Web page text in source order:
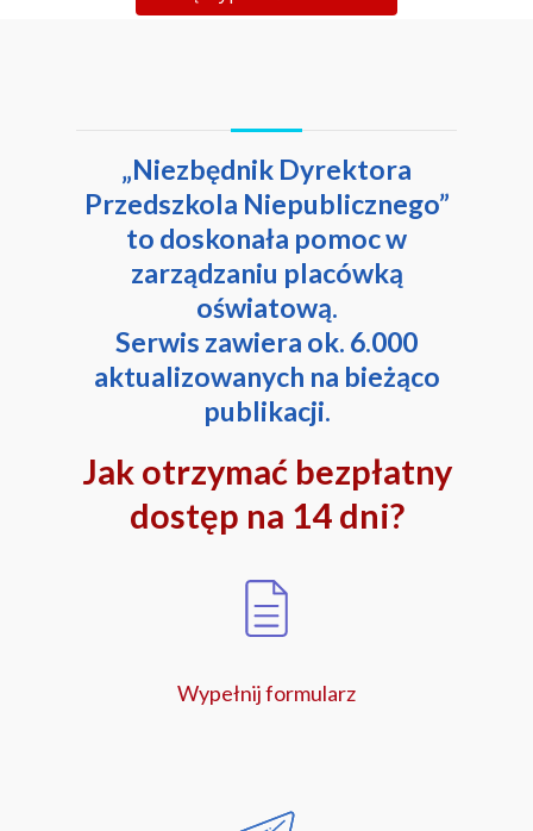
„Niezbędnik Dyrektora
Przedszkola Niepublicznego”
to doskonała pomoc w
zarządzaniu placówką
oświatową.
Serwis zawiera ok. 6.000
aktualizowanych na bieżąco
publikacji.
Jak otrzymać bezpłatny
dostęp na 14 dni?
Wypełnij formularz